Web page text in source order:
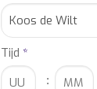
Wilt u extra
contact met ons
Onze
de eventuele
Tijd *
: